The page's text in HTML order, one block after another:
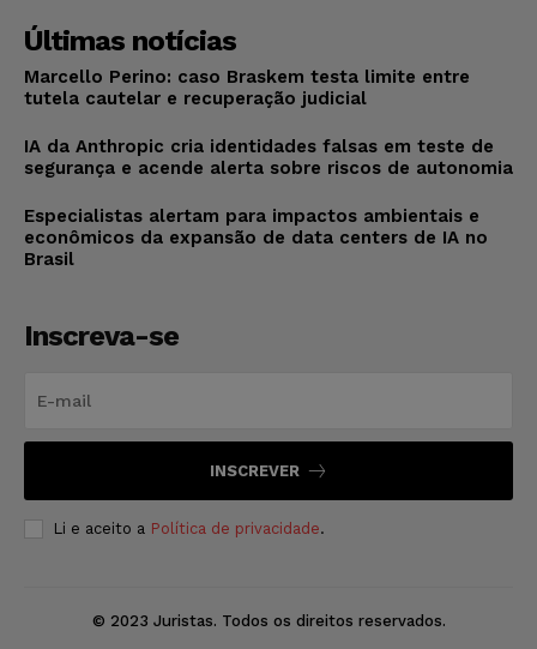
Últimas notícias
Marcello Perino: caso Braskem testa limite entre
tutela cautelar e recuperação judicial
IA da Anthropic cria identidades falsas em teste de
segurança e acende alerta sobre riscos de autonomia
Especialistas alertam para impactos ambientais e
econômicos da expansão de data centers de IA no
Brasil
Inscreva-se
INSCREVER
Li e aceito a Política de privacidade.
© 2023 Juristas. Todos os direitos reservados.